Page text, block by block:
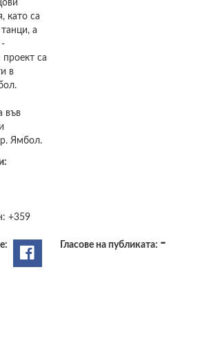
като са
а
-
проект са
в
във
Ямбол.
+359
Гласове на публиката: -